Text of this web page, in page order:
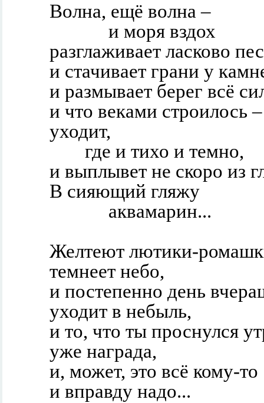
Волна, ещё волна –
и моря вздох
разглаживает ласково
и стачивает грани у
и размывает берег всё
и что веками строилось
уходит,
где и тихо и темно,
и выплывет не скоро из
В сияющий гляжу
аквамарин...
Желтеют лютики-
темнеет небо,
и постепенно день
уходит в небыль,
и то, что ты проснулся
уже награда,
и, может, это всё кому-то
и вправду надо...